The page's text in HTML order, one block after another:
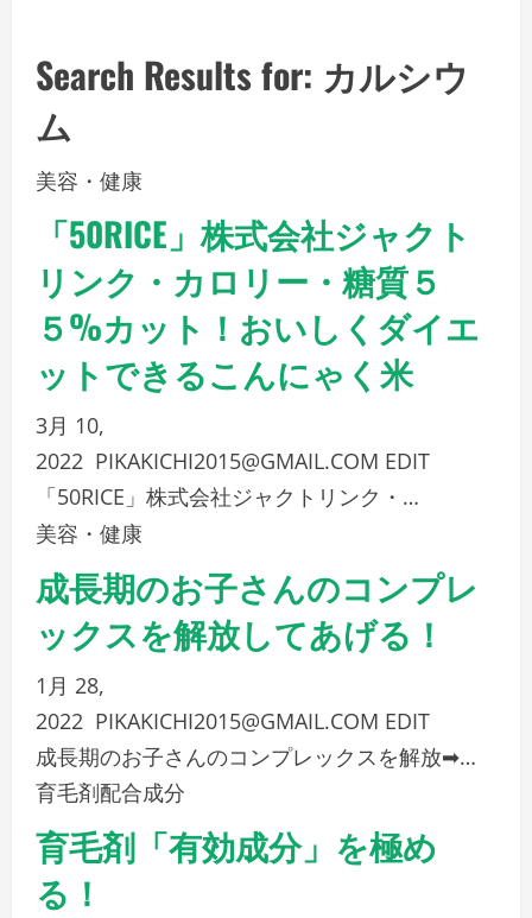
Search Results for: カルシウ
ム
美容・健康
「50RICE」株式会社ジャクト
リンク・カロリー・糖質５
５%カット！おいしくダイエ
ットできるこんにゃく米
3月 10,
2022 PIKAKICHI2015@GMAIL.COM EDIT
「50RICE」株式会社ジャクトリンク・…
美容・健康
成長期のお子さんのコンプレ
ックスを解放してあげる！
1月 28,
2022 PIKAKICHI2015@GMAIL.COM EDIT
成長期のお子さんのコンプレックスを解放➡…
育毛剤配合成分
育毛剤「有効成分」を極め
る！